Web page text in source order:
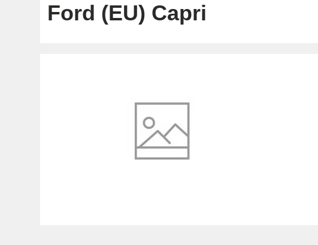
Ford (EU) Capri